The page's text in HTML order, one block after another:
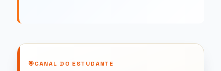
CANAL DO ESTUDANTE